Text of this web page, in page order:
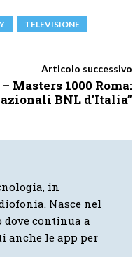
TELEVISIONE
Articolo successivo
Masters 1000 Roma:
BNL d’Italia”
in
Nasce nel
dove continua a
anche le app per